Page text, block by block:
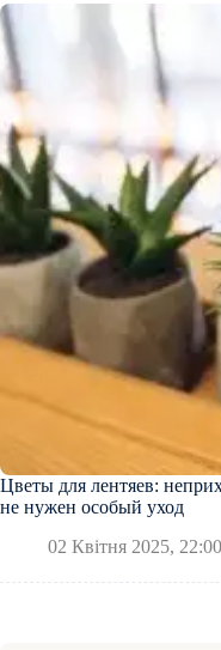
Цветы для лентяев:
не нужен особый уход
02 Квітня 2025, 22:00